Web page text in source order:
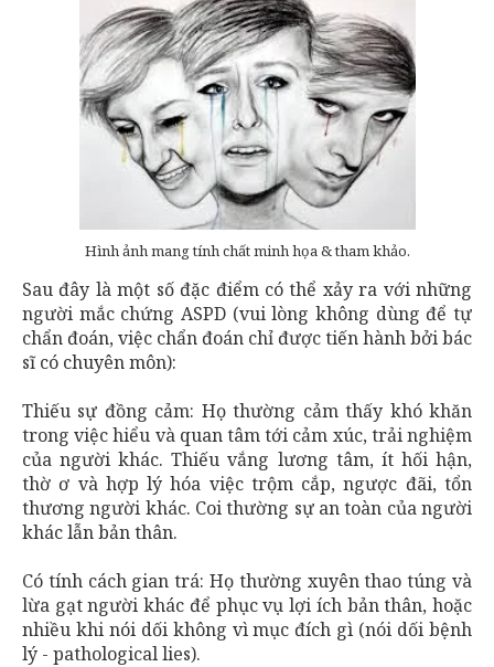
Hình ảnh mang tính chất minh họa & tham khảo.
Sau đây là một số đặc điểm có thể xảy ra với những
người mắc chứng ASPD (vui lòng không dùng để tự
chẩn đoán, việc chẩn đoán chỉ được tiến hành bởi bác
sĩ có chuyên môn):
Thiếu sự đồng cảm: Họ thường cảm thấy khó khăn
trong việc hiểu và quan tâm tới cảm xúc, trải nghiệm
của người khác. Thiếu vắng lương tâm, ít hối hận,
thờ ơ và hợp lý hóa việc trộm cắp, ngược đãi, tổn
thương người khác. Coi thường sự an toàn của người
khác lẫn bản thân.
Có tính cách gian trá: Họ thường xuyên thao túng và
lừa gạt người khác để phục vụ lợi ích bản thân, hoặc
nhiều khi nói dối không vì mục đích gì (nói dối bệnh
lý - pathological lies).